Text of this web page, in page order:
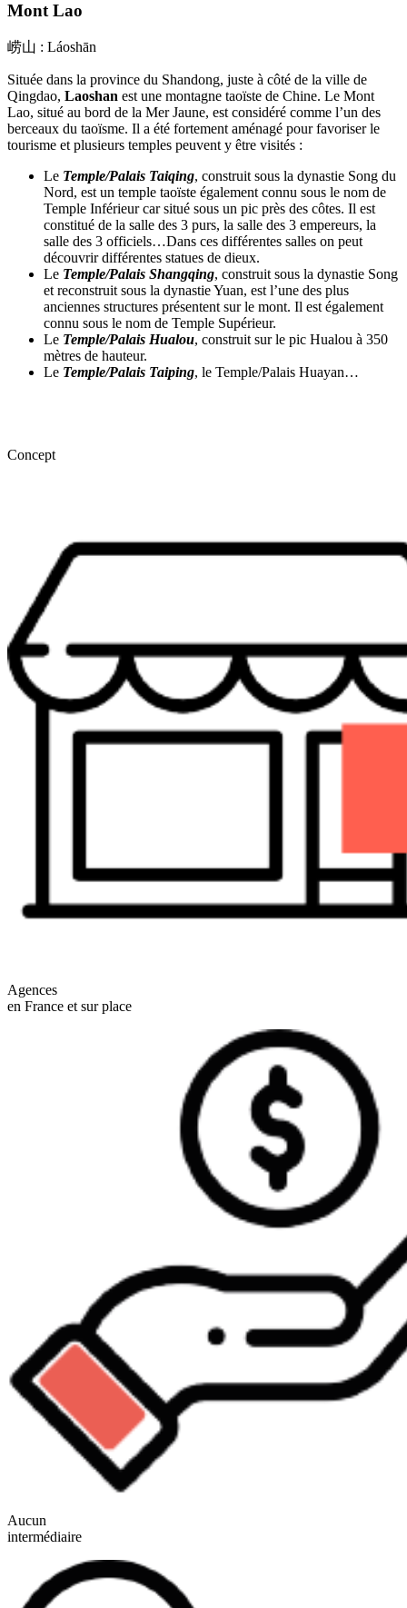
Mont Lao
崂山 : Láoshān
Située dans la province du Shandong, juste à côté de la ville de
Qingdao, Laoshan est une montagne taoïste de Chine. Le Mont
Lao, situé au bord de la Mer Jaune, est considéré comme l’un des
berceaux du taoïsme. Il a été fortement aménagé pour favoriser le
tourisme et plusieurs temples peuvent y être visités :
Le Temple/Palais Taiqing, construit sous la dynastie Song du
Nord, est un temple taoïste également connu sous le nom de
Temple Inférieur car situé sous un pic près des côtes. Il est
constitué de la salle des 3 purs, la salle des 3 empereurs, la
salle des 3 officiels…Dans ces différentes salles on peut
découvrir différentes statues de dieux.
Le Temple/Palais Shangqing, construit sous la dynastie Song
et reconstruit sous la dynastie Yuan, est l’une des plus
anciennes structures présentent sur le mont. Il est également
connu sous le nom de Temple Supérieur.
Le Temple/Palais Hualou, construit sur le pic Hualou à 350
mètres de hauteur.
Le Temple/Palais Taiping, le Temple/Palais Huayan…
Concept
Agences
en France et sur place
Aucun
intermédiaire